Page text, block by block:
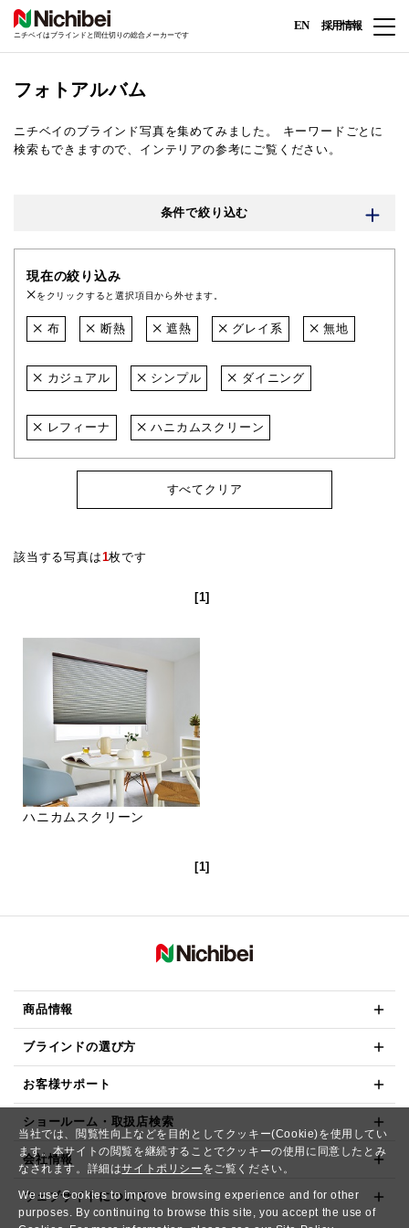
当社では、閲覧性向上などを目的としてクッキー(Cookie)を使用してい
ます。本サイトの閲覧を継続することでクッキーの使用に同意したとみ
なされます。詳細はサイトポリシー をご覧ください。
We use Cookies to improve browsing experience and for other
purposes. By continuing to browse this site, you accept the use of
ニチベイはブラインドと間仕切りの総合メーカーです
EN 採用情報
フォトアルバム
ニチベイのブラインド写真を集めてみました。
キーワードごとに
検索もできますので、インテリアの参考にご覧ください。
条件で絞り込む
現在の絞り込み
をクリックすると選択項目から外せます。
布 断熱 遮熱 グレイ系 無地
カジュアル シンプル ダイニング
レフィーナ ハニカムスクリーン
すべてクリア
該当する写真は1枚です
[1]
ハニカムスクリーン
[1]
商品情報
ブラインドの選び方
お客様サポート
ショールーム・取扱店検索
会社情報
ウェブサイトについて